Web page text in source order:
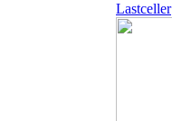
Lastceller